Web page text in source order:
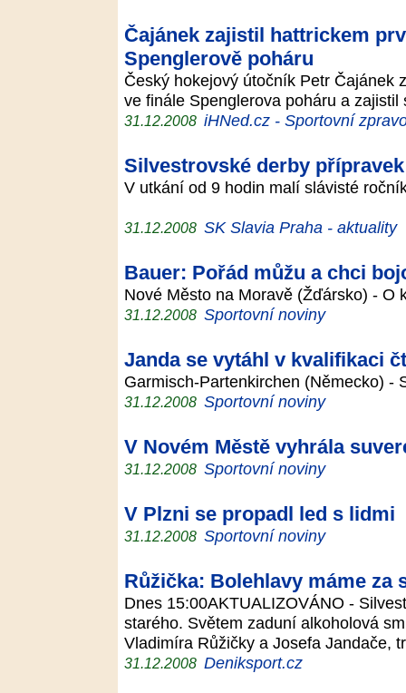
Čajánek zajistil hattrickem
Spenglerově poháru
Český hokejový útočník Petr Čajánek
ve finále Spenglerova poháru a
31.12.2008 iHNed.cz - Sportovní
Silvestrovské derby
V utkání od 9 hodin malí slávisté
31.12.2008 SK Slavia Praha - aktuality
Bauer: Pořád můžu a chci
Nové Město na Moravě (Žďársko) -
31.12.2008 Sportovní noviny
Janda se vytáhl v kvalifikaci
Garmisch-Partenkirchen (Německo)
31.12.2008 Sportovní noviny
V Novém Městě vyhrála
31.12.2008 Sportovní noviny
V Plzni se propadl led s lidmi
31.12.2008 Sportovní noviny
Růžička: Bolehlavy máme za
Dnes 15:00AKTUALIZOVÁNO -
starého. Světem zaduní alkoholová
Vladimíra Růžičky a Josefa Jandače,
31.12.2008 Deniksport.cz